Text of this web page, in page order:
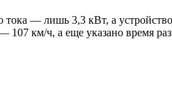
— лишь 3,3 кВт, а устройство
107 км/ч, а еще указано время